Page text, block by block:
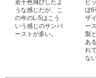
若干色飛びしたよ
うな感じだが、こ
の年のL-5はこう
いう感じのサンバ
ーストが多い。
ピ
ぼ6
ザ
ー
製
あ
れ
ない